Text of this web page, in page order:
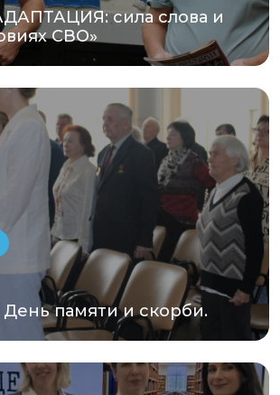
сила слова и
СВО»
памяти и скорби.